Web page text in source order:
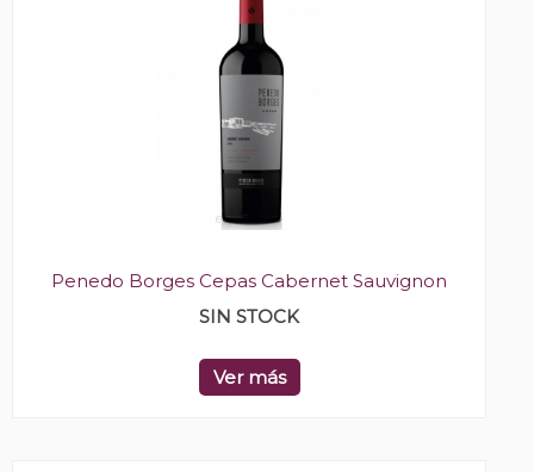
Penedo Borges Cepas Cabernet Sauvignon
SIN STOCK
Ver más